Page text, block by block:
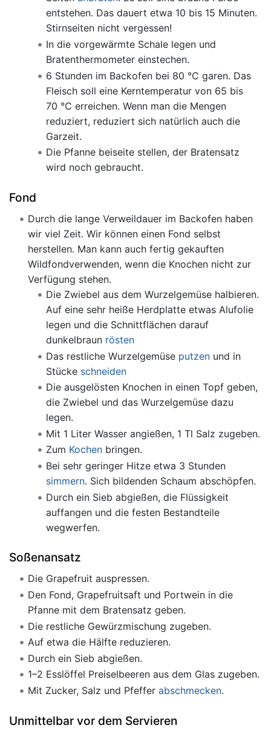
entstehen. Das dauert etwa 10 bis 15 Minuten.
Stirnseiten nicht vergessen!
In die vorgewärmte Schale legen und
Bratenthermometer einstechen.
6 Stunden im Backofen bei 80 °C garen. Das
Fleisch soll eine Kerntemperatur von 65 bis
70 °C erreichen. Wenn man die Mengen
reduziert, reduziert sich natürlich auch die
Garzeit.
Die Pfanne beiseite stellen, der Bratensatz
wird noch gebraucht.
Fond
Durch die lange Verweildauer im Backofen haben
wir viel Zeit. Wir können einen Fond selbst
herstellen. Man kann auch fertig gekauften
Wildfondverwenden, wenn die Knochen nicht zur
Verfügung stehen.
Die Zwiebel aus dem Wurzelgemüse halbieren.
Auf eine sehr heiße Herdplatte etwas Alufolie
legen und die Schnittflächen darauf
dunkelbraun rösten
Das restliche Wurzelgemüse putzen und in
Stücke schneiden
Die ausgelösten Knochen in einen Topf geben,
die Zwiebel und das Wurzelgemüse dazu
legen.
Mit 1 Liter Wasser angießen, 1 Tl Salz zugeben.
Zum Kochen bringen.
Bei sehr geringer Hitze etwa 3 Stunden
simmern. Sich bildenden Schaum abschöpfen.
Durch ein Sieb abgießen, die Flüssigkeit
auffangen und die festen Bestandteile
wegwerfen.
Soßenansatz
Die Grapefruit auspressen.
Den Fond, Grapefruitsaft und Portwein in die
Pfanne mit dem Bratensatz geben.
Die restliche Gewürzmischung zugeben.
Auf etwa die Hälfte reduzieren.
Durch ein Sieb abgießen.
1–2 Esslöffel Preiselbeeren aus dem Glas zugeben.
Mit Zucker, Salz und Pfeffer abschmecken.
Unmittelbar vor dem Servieren